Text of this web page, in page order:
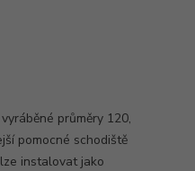
průměry 120,
pomocné schodiště
instalovat jako